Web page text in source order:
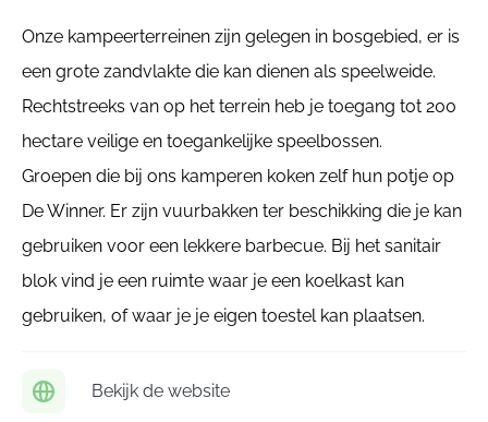
Onze kampeerterreinen zijn gelegen in bosgebied, er is
een grote zandvlakte die kan dienen als speelweide.
Rechtstreeks van op het terrein heb je toegang tot 200
hectare veilige en toegankelijke speelbossen.
Groepen die bij ons kamperen koken zelf hun potje op
De Winner. Er zijn vuurbakken ter beschikking die je kan
gebruiken voor een lekkere barbecue. Bij het sanitair
blok vind je een ruimte waar je een koelkast kan
gebruiken, of waar je je eigen toestel kan plaatsen.
Bekijk de website